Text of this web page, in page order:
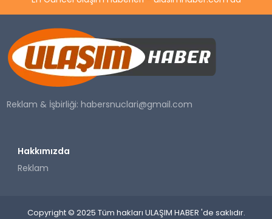
Reklam & İşbirliği:habersnuclari@gmail.com
Hakkımızda
Reklam
Copyright © 2025 Tüm hakları ULAŞIM HABER 'de saklıdır.